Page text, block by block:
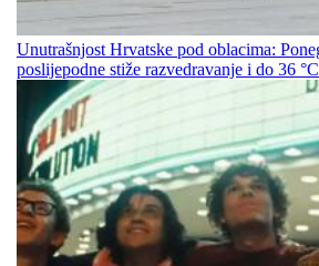
Unutrašnjost Hrvatske pod oblacima:
poslijepodne stiže razvedravanje i do 36 °C